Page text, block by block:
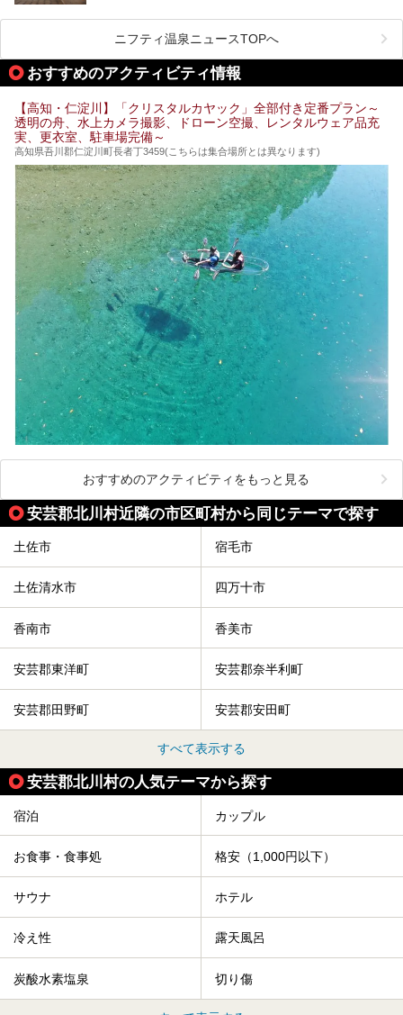
などが問題なければ、温泉に入ってから向かうことをオスス
メします。
なぜなら最寄り温泉でも車で４０分、山を降りていかねばな
りませんからね…！！
もしくは、翌日キャンプ帰りに立ち寄るのもおすすめです。
それでは見ていきましょう。
高知市というと、高知県の人口の半分が集まっているにぎや
かなイメージがある方も多いかと思いますが、昔ながらの老
舗銭湯がけっこうな数あるのですよ。
規模は小さいながら、元気に営業中なので観光がてら訪問し
てみてはいかがでしょう？
Kですよ♪
それではチェックしてきましょう♪
ニフティ温泉ニュースTOPへ
おすすめのアクティビティ情報
【高知・仁淀川】「クリスタルカヤック」全部付き定番プラン～
透明の舟、水上カメラ撮影、ドローン空撮、レンタルウェア品充
実、更衣室、駐車場完備～
高知県吾川郡仁淀川町長者丁3459(こちらは集合場所とは異なります)
おすすめのアクティビティをもっと見る
安芸郡北川村近隣の市区町村から同じテーマで探す
土佐市 宿毛市
土佐清水市 四万十市
香南市 香美市
安芸郡東洋町 安芸郡奈半利町
安芸郡田野町 安芸郡安田町
すべて表示する
安芸郡北川村の人気テーマから探す
宿泊 カップル
お食事・食事処 格安（1,000円以下）
サウナ ホテル
冷え性 露天風呂
炭酸水素塩泉 切り傷